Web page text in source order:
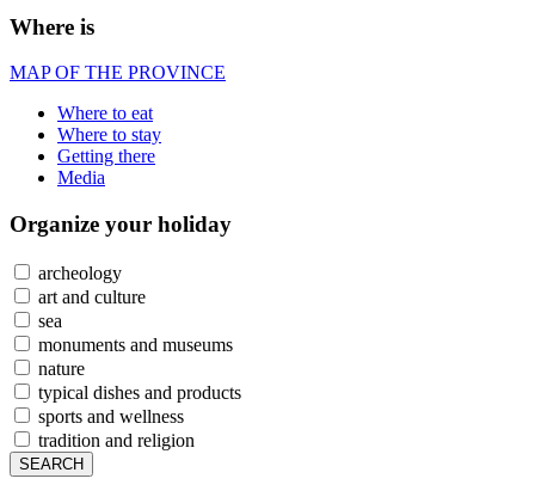
Where is
MAP OF THE PROVINCE
Where to eat
Where to stay
Getting there
Media
Organize your holiday
archeology
art and culture
sea
monuments and museums
nature
typical dishes and products
sports and wellness
tradition and religion